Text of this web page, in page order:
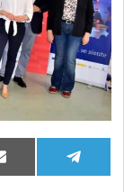
Compartir
en
Email
en